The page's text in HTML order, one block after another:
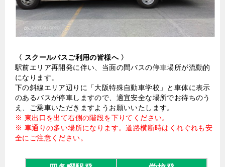
〈 スクールバスご利用の皆様へ 〉
駅前エリア再開発に伴い、当面の間バスの停車場所が流動的
になります。
下の斜線エリア辺りに「大阪特殊自動車学校」と車体に表示
のあるバスが停車しますので、適宜安全な場所でお待ちのう
え、ご乗車いただきますようお願いいたします。
※ 東出口を出て右側の階段を下りてください。
※ 車通りの多い場所になります。道路横断時はくれぐれも安
全にご注意ください。